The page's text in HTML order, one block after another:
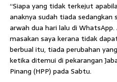
“Siapa yang tidak terkejut
anaknya sudah tiada sedangkan
arwah dua hari lalu di
masakan saya kerana tidak
berbual itu, tiada perubahan
ketika ditemui di pekarangan
Pinang (HPP) pada Sabtu.